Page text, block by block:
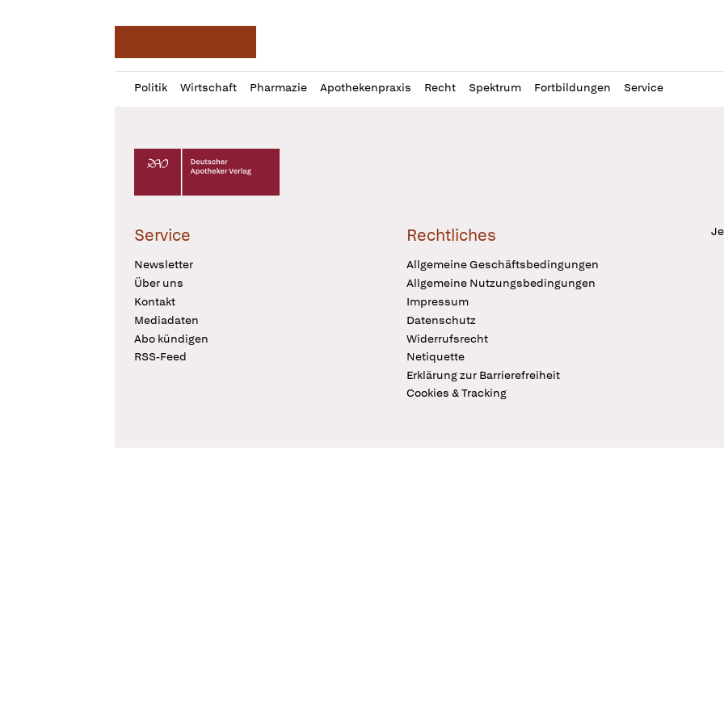
Politik Wirtschaft Pharmazie Apothekenpraxis Recht Spektrum Fortbildungen Service
Profil
öffnen
Daz
Pur
Deutscher Apotheker Verlag Logo
Service
Newsletter
Über uns
Kontakt
Mediadaten
Abo kündigen
RSS-Feed
Rechtliches
Allgemeine Geschäftsbedingungen
Allgemeine Nutzungsbedingungen
Impressum
Datenschutz
Widerrufsrecht
Netiquette
Erklärung zur Barrierefreiheit
Cookies & Tracking